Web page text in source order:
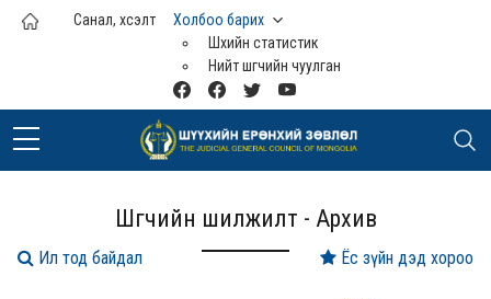
Үндсэн агуулга руу шилжих
Санал, хүсэлт
Холбоо барих
Шүүхийн статистик
Нийт шүүгчийн чуулган
Шүүгчийн шилжилт - Архив
Ёс зүйн дэд хороо
Ил тод байдал